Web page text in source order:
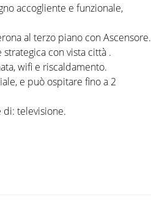
accogliente e funzionale,
al terzo piano con Ascensore.
con vista città .
wifi e riscaldamento.
e può ospitare fino a 2
di: televisione.